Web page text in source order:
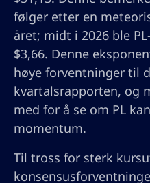
følger etter en
året; midt i 2026 ble
$3,66. Denne
høye forventninger til
kvartalsrapporten, og
med for å se om PL
momentum.
Til tross for sterk